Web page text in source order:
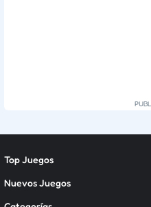
Top Juegos
Nuevos Juegos